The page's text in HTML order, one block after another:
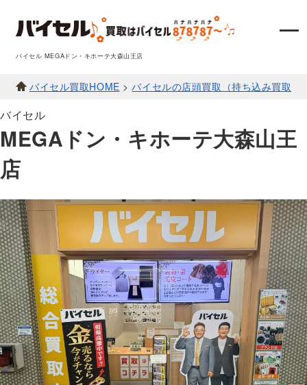
バイセル MEGAドン・キホーテ大森山王店
バイセル買取HOME >バイセルの店頭買取（持ち込み買取）
バイセル
MEGAドン・キホーテ大森山王
店